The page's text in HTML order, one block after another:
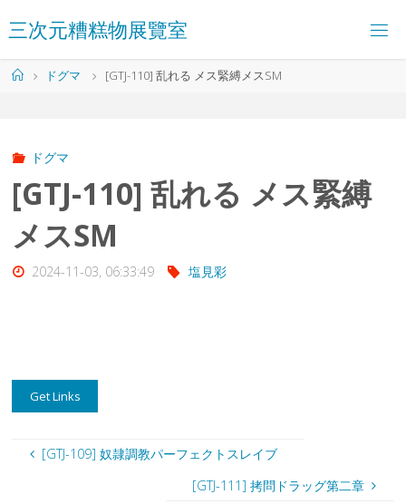
ン
テ
ン
三次元糟糕物展覽室
ホ
ドグマ [GTJ-110] 乱れる メス緊縛メスSM
ドグマ
[GTJ-110] 乱れる メス緊縛
メスSM
2024-11-03, 06:33:49 塩見彩
[GTJ-109] 奴隷調教パーフェクトスレイブ
[GTJ-111] 拷問ドラッグ第二章